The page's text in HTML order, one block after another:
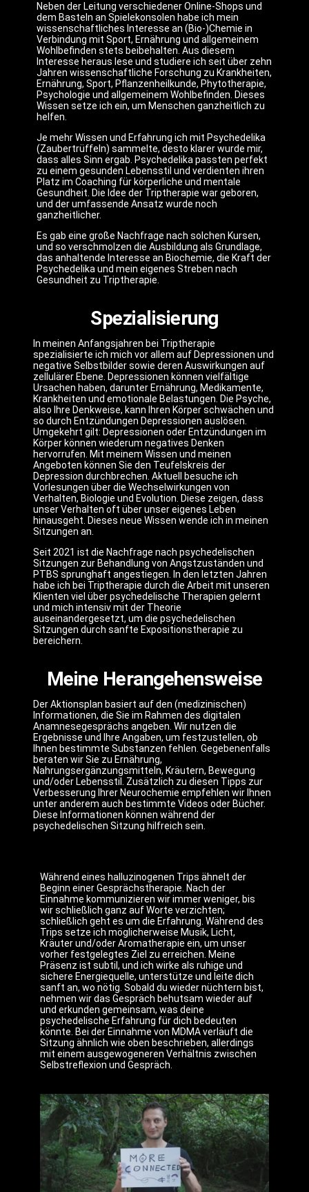
Neben der Leitung verschiedener Online-Shops und
dem Basteln an Spielekonsolen habe ich mein
wissenschaftliches Interesse an (Bio-)Chemie in
Verbindung mit Sport, Ernährung und allgemeinem
Wohlbefinden stets beibehalten. Aus diesem
Interesse heraus lese und studiere ich seit über zehn
Jahren wissenschaftliche Forschung zu Krankheiten,
Ernährung, Sport, Pflanzenheilkunde, Phytotherapie,
Psychologie und allgemeinem Wohlbefinden. Dieses
Wissen setze ich ein, um Menschen ganzheitlich zu
helfen.
Je mehr Wissen und Erfahrung ich mit Psychedelika
(Zaubertrüffeln) sammelte, desto klarer wurde mir,
dass alles Sinn ergab. Psychedelika passten perfekt
zu einem gesunden Lebensstil und verdienten ihren
Platz im Coaching für körperliche und mentale
Gesundheit. Die Idee der Triptherapie war geboren,
und der umfassende Ansatz wurde noch
ganzheitlicher.
Es gab eine große Nachfrage nach solchen Kursen,
und so verschmolzen die Ausbildung als Grundlage,
das anhaltende Interesse an Biochemie, die Kraft der
Psychedelika und mein eigenes Streben nach
Gesundheit zu Triptherapie.
Spezialisierung
In meinen Anfangsjahren bei Triptherapie
spezialisierte ich mich vor allem auf Depressionen und
negative Selbstbilder sowie deren Auswirkungen auf
zellulärer Ebene. Depressionen können vielfältige
Ursachen haben, darunter Ernährung, Medikamente,
Krankheiten und emotionale Belastungen. Die Psyche,
also Ihre Denkweise, kann Ihren Körper schwächen und
so durch Entzündungen Depressionen auslösen.
Umgekehrt gilt: Depressionen oder Entzündungen im
Körper können wiederum negatives Denken
hervorrufen. Mit meinem Wissen und meinen
Angeboten können Sie den Teufelskreis der
Depression durchbrechen. Aktuell besuche ich
Vorlesungen über die Wechselwirkungen von
Verhalten, Biologie und Evolution. Diese zeigen, dass
unser Verhalten oft über unser eigenes Leben
hinausgeht. Dieses neue Wissen wende ich in meinen
Sitzungen an.
Seit 2021 ist die Nachfrage nach psychedelischen
Sitzungen zur Behandlung von Angstzuständen und
PTBS sprunghaft angestiegen. In den letzten Jahren
habe ich bei Triptherapie durch die Arbeit mit unseren
Klienten viel über psychedelische Therapien gelernt
und mich intensiv mit der Theorie
auseinandergesetzt, um die psychedelischen
Sitzungen durch sanfte Expositionstherapie zu
bereichern.
Meine Herangehensweise
Der Aktionsplan basiert auf den (medizinischen)
Informationen, die Sie im Rahmen des digitalen
Anamnesegesprächs angeben. Wir nutzen die
Ergebnisse und Ihre Angaben, um festzustellen, ob
Ihnen bestimmte Substanzen fehlen. Gegebenenfalls
beraten wir Sie zu Ernährung,
Nahrungsergänzungsmitteln, Kräutern, Bewegung
und/oder Lebensstil. Zusätzlich zu diesen Tipps zur
Verbesserung Ihrer Neurochemie empfehlen wir Ihnen
unter anderem auch bestimmte Videos oder Bücher.
Diese Informationen können während der
psychedelischen Sitzung hilfreich sein.
Während eines halluzinogenen Trips ähnelt der
Beginn einer Gesprächstherapie. Nach der
Einnahme kommunizieren wir immer weniger, bis
wir schließlich ganz auf Worte verzichten;
schließlich geht es um die Erfahrung. Während des
Trips setze ich möglicherweise Musik, Licht,
Kräuter und/oder Aromatherapie ein, um unser
vorher festgelegtes Ziel zu erreichen. Meine
Präsenz ist subtil, und ich wirke als ruhige und
sichere Energiequelle, unterstütze und leite dich
sanft an, wo nötig. Sobald du wieder nüchtern bist,
nehmen wir das Gespräch behutsam wieder auf
und erkunden gemeinsam, was deine
psychedelische Erfahrung für dich bedeuten
könnte. Bei der Einnahme von MDMA verläuft die
Sitzung ähnlich wie oben beschrieben, allerdings
mit einem ausgewogeneren Verhältnis zwischen
Selbstreflexion und Gespräch.